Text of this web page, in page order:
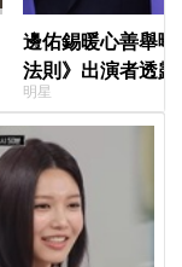
邊佑錫暖心善舉
法則》出演者透
患者順利完成治療
明星